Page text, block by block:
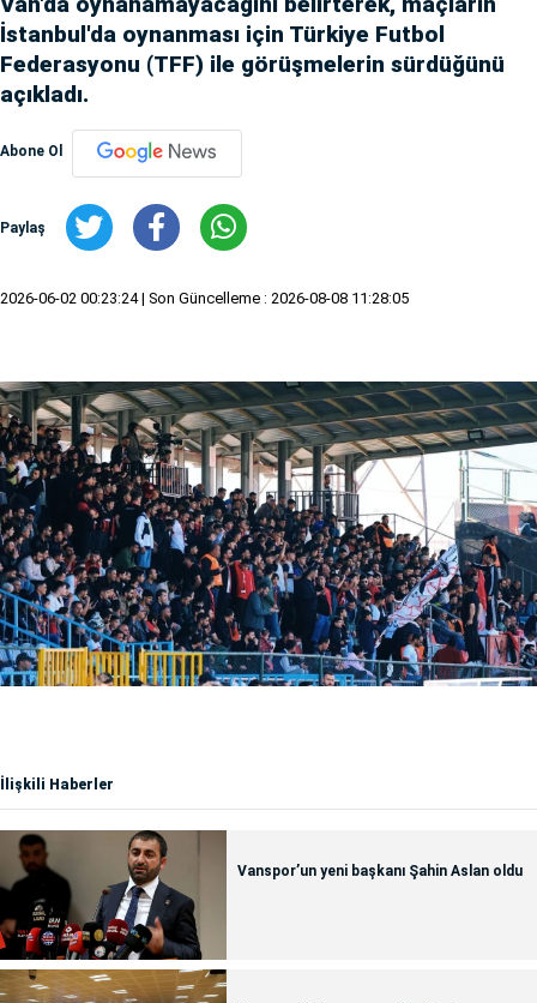
İstanbul'da oynanması için Türkiye Futbol
Federasyonu (TFF) ile görüşmelerin sürdüğünü
açıkladı.
Abone Ol
Paylaş
2026-06-02 00:23:24 | Son Güncelleme : 2026-08-08 11:28:05
İlişkili Haberler
Vanspor’un yeni başkanı Şahin Aslan oldu